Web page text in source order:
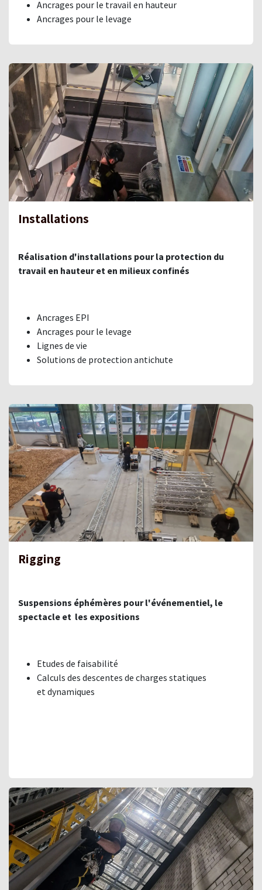
Ancrages pour le travail en hauteur
Ancrages pour le levage
Installations
Réalisation d'installations pour la protection du
travail en hauteur et en milieux confinés
Ancrages EPI
Ancrages pour le levage
Lignes de vie
Solutions de protection antichute
Rigging
Suspensions éphémères pour l'événementiel, le
spectacle et les expositions
Etudes de faisabilité
Calculs des descentes de charges statiques
et dynamiques